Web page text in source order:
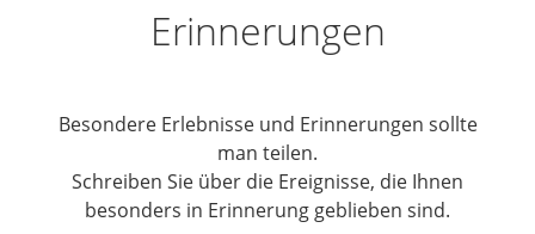
Erinnerungen
Besondere Erlebnisse und Erinnerungen sollte
man teilen.
Schreiben Sie über die Ereignisse, die Ihnen
besonders in Erinnerung geblieben sind.